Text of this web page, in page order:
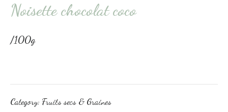
Noisette chocolat coco
/100g
Category: Fruits secs & Graines